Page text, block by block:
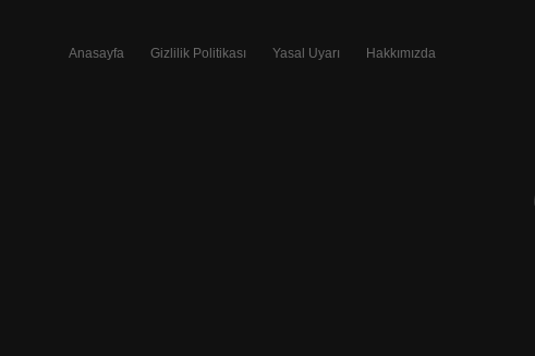
Anasayfa Gizlilik Politikası Yasal Uyarı Hakkımızda